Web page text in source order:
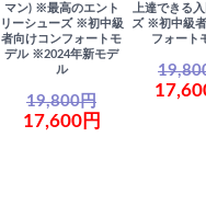
マン) ※最高のエント
リーシューズ ※初中級
者向けコンフォートモ
デル ※2024年新モデ
ル
19,800円
17,600円
上達できる
ズ ※初中級
フォート